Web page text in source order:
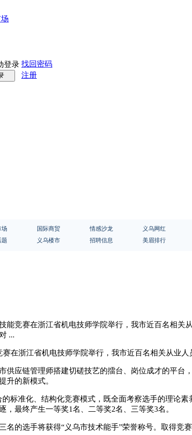
登录 找回密码
注册
场 国际商贸 情感沙龙 义乌网红
题 义乌楼市 招聘信息 美眉排行
能竞赛在浙江省机电技师学院举行，我市近百名相
...
在浙江省机电技师学院举行，我市近百名相关从业人
供应链管理师搭建切磋技艺的擂台、岗位成才的平
升的新模式。
标准化、结构化竞赛模式，既全面考察选手的理论
最终产生一等奖1名、二等奖2名、三等奖3名。
名的选手将获得“义乌市技术能手”荣誉称号。取得